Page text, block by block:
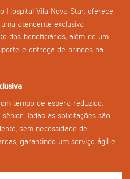
Hospital Vila Nova Star, oferece
atendente exclusiva
dos beneficiários, além de um
e entrega de brindes na
tempo de espera reduzido,
Todas as solicitações são
sem necessidade de
garantindo um serviço ágil e